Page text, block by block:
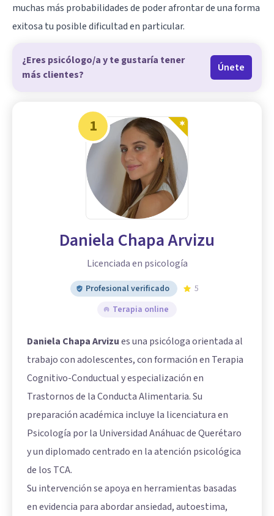
muchas más probabilidades de poder afrontar de una forma
exitosa tu posible dificultad en particular.
¿Eres psicólogo/a y te gustaría tener
más clientes?
Únete
1
Daniela Chapa Arvizu
Licenciada en psicología
Profesional verificado
5
Terapia online
Daniela Chapa Arvizues una psicóloga orientada al
trabajo con adolescentes, con formación en Terapia
Cognitivo-Conductual y especialización en
Trastornos de la Conducta Alimentaria. Su
preparación académica incluye la licenciatura en
Psicología por la Universidad Anáhuac de Querétaro
y un diplomado centrado en la atención psicológica
de los TCA.
Su intervención se apoya en herramientas basadas
en evidencia para abordar ansiedad, autoestima,